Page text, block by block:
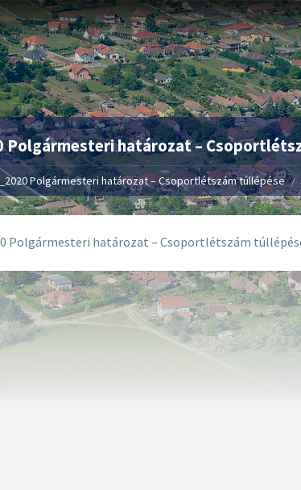
Polgármesteri határozat –
Polgármesteri határozat – Csoportlétszám túllépése
Polgármesteri határozat – Csoportlétszám